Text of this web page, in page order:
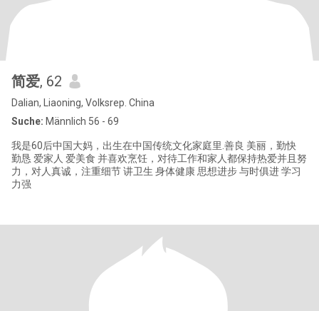
简爱, 62
Dalian, Liaoning, Volksrep. China
Suche: Männlich 56 - 69
我是60后中国大妈，出生在中国传统文化家庭里.善良 美丽，勤快
勤恳 爱家人 爱美食 并喜欢烹饪，对待工作和家人都保持热爱并且努
力，对人真诚，注重细节 讲卫生 身体健康 思想进步 与时俱进 学习
力强